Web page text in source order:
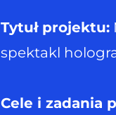
Tytuł projektu:
spektakl
Cele i zadania